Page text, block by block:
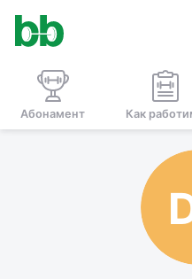
Абонамент Как